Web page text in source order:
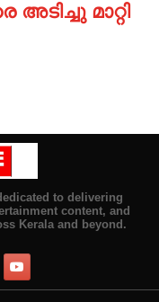
മാറ്റി
to delivering
content, and
Kerala and beyond.